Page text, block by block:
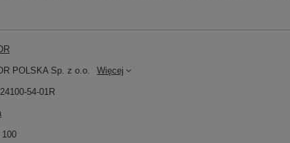
POLSKA Sp. z o.o. Więcej
54-01R
100